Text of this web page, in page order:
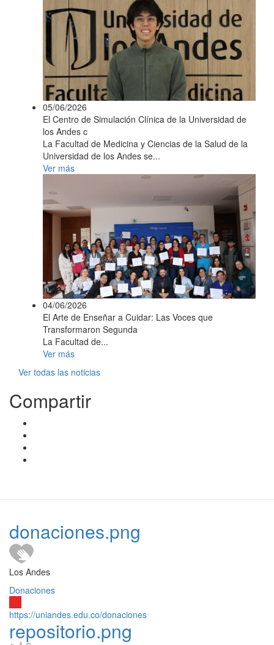
05/06/2026
El Centro de Simulación Clínica de la Universidad de
los Andes c
La Facultad de Medicina y Ciencias de la Salud de la
Universidad de los Andes se...
Ver más
04/06/2026
El Arte de Enseñar a Cuidar: Las Voces que
Transformaron Segunda
La Facultad de...
Ver más
Ver todas las noticias
Compartir
donaciones.png
Los Andes
Donaciones
https://uniandes.edu.co/donaciones
repositorio.png